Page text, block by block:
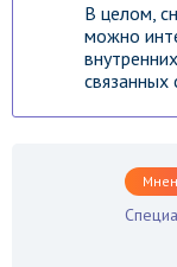
В целом,
можно